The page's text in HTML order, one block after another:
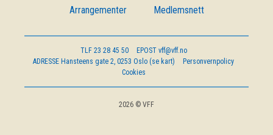
BRANSJENORMER
Arrangementer
Medlemsnett
TLF 23 28 45 50 EPOST vff@vff.no
ADRESSE Hansteens gate 2, 0253 Oslo (se kart)
Personvernpolicy
Cookies
2026 © VFF